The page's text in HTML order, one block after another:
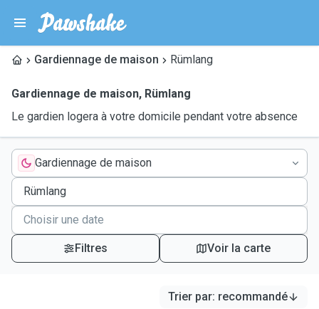
Gardiennage de maison Rümlang
Gardiennage de maison, Rümlang
Le gardien logera à votre domicile pendant votre absence
Gardiennage de maison
Filtres Voir la carte
Trier par: recommandé